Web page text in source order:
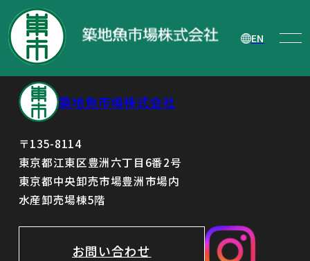
EN
当社役員人事、機構改革ならびに主要人
事異動について
築地魚市場株式会社
〒135-8114
東京都江東区豊洲六丁目6番2号
東京都中央卸売市場豊洲市場内
水産卸売場棟5階
お問い合わせ